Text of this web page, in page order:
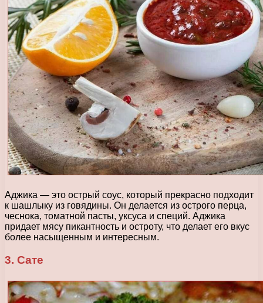
Аджика — это острый соус, который прекрасно подходит
к шашлыку из говядины. Он делается из острого перца,
чеснока, томатной пасты, уксуса и специй. Аджика
придает мясу пикантность и остроту, что делает его вкус
более насыщенным и интересным.
3. Сате